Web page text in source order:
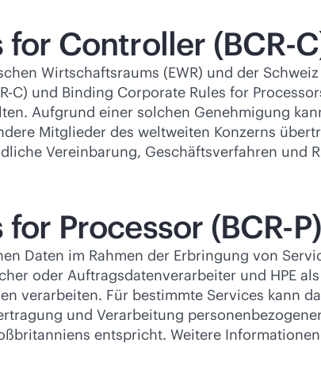
Controller (BCR-
Wirtschaftsraums (EWR) und der
C) und Binding Corporate Rules for
Aufgrund einer solchen Genehmigung
Mitglieder des weltweiten Konzerns
Vereinbarung, Geschäftsverfahren und
Processor (BCR-P)
Daten im Rahmen der Erbringung von
oder Auftragsdatenverarbeiter und HPE
verarbeiten. Für bestimmte Services kann
und Verarbeitung
entspricht. Weitere